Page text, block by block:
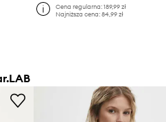
Cena regularna: 189,99 zł
Najniższa cena: 84,99 zł